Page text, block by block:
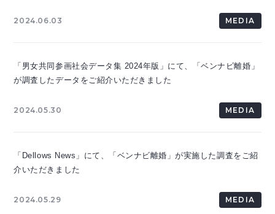
2024.06.03 MEDIA
2024.05.30 MEDIA
「男女共同参画社会データ集 2024年版」にて、「ベンナビ離婚」
が調査したデータをご紹介いただきました
2024.05.29 MEDIA
「Dellows News」にて、「ベンナビ離婚」が実施した調査をご紹
介いただきました